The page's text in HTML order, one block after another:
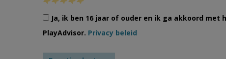
Ja, ik ben 16 jaar of ouder en ik ga akkoord
PlayAdvisor. Privacy beleid